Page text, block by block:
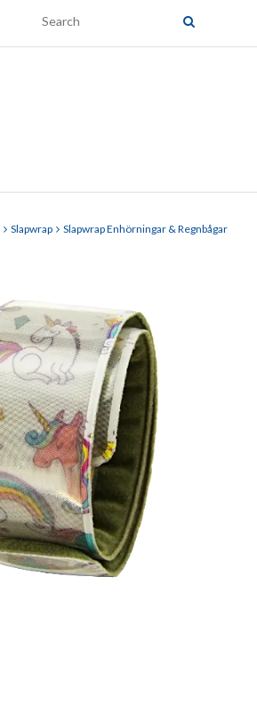
Slapwrap Slapwrap Enhörningar & Regnbågar